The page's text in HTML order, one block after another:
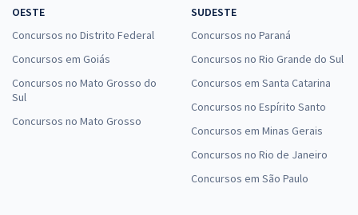
OESTE
Concursos no Distrito Federal
Concursos em Goiás
Concursos no Mato Grosso do
Sul
Concursos no Mato Grosso
SUDESTE
Concursos no Paraná
Concursos no Rio Grande do Sul
Concursos em Santa Catarina
Concursos no Espírito Santo
Concursos em Minas Gerais
Concursos no Rio de Janeiro
Concursos em São Paulo